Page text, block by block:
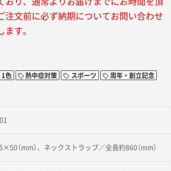
注文前に必ず納期についてお問い合わせ
ます。
1色 熱中症対策 スポーツ
周年・創立記念
（mm）、ネックストラップ／全長約860（mm）